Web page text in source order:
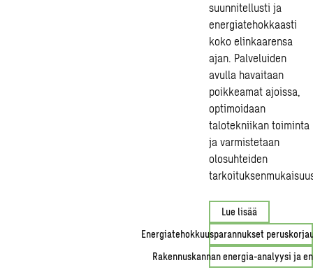
suunnitellusti ja
energiatehokkaasti
koko elinkaarensa
ajan. Palveluiden
avulla havaitaan
poikkeamat ajoissa,
optimoidaan
talotekniikan toiminta
ja varmistetaan
olosuhteiden
Lue lisää
Energiatehokkuusparannukset
Rakennuskannan energia-analyysi ja